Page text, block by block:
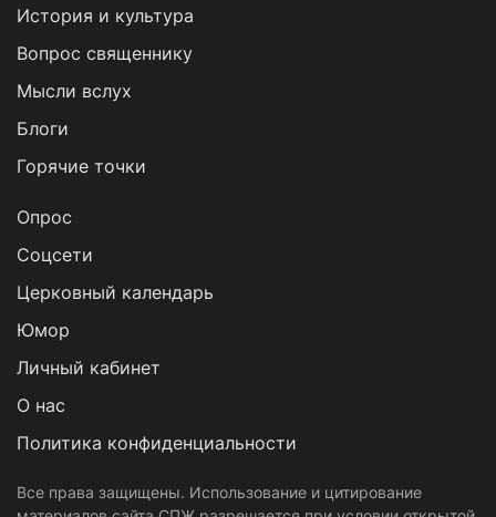
История и культура
Вопрос священнику
Мысли вслух
Блоги
Горячие точки
Опрос
Cоцсети
Церковный календарь
Юмор
Личный кабинет
О нас
Политика конфиденциальности
Все права защищены. Использование и цитирование